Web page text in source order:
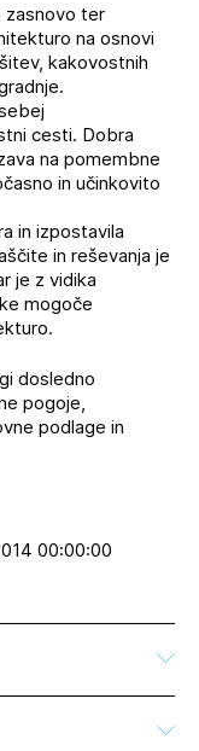
zasnovo ter
na osnovi
kakovostnih
cesti. Dobra
na pomembne
in učinkovito
in izpostavila
in reševanja je
je z vidika
mogoče
dosledno
pogoje,
podlage in
00:00:00